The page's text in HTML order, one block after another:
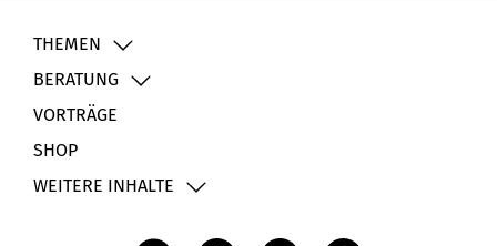
THEMEN
BERATUNG
VORTRÄGE
SHOP
WEITERE INHALTE